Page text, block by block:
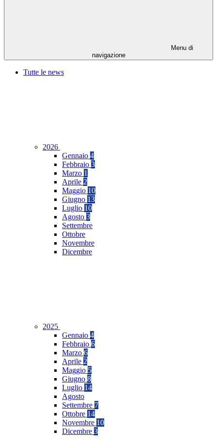
Menu di
navigazione
Tutte le news
2026
Gennaio 4
Febbraio 3
Marzo 1
Aprile 2
Maggio 10
Giugno 13
Luglio 10
Agosto 3
Settembre
Ottobre
Novembre
Dicembre
2025
Gennaio 4
Febbraio 6
Marzo 6
Aprile 2
Maggio 5
Giugno 8
Luglio 14
Agosto
Settembre 7
Ottobre 14
Novembre 10
Dicembre 3